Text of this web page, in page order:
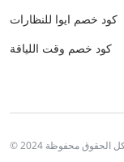
كود خصم ايوا للنظارات
كود خصم وقت اللياقة
كل الحقوق محفوظة